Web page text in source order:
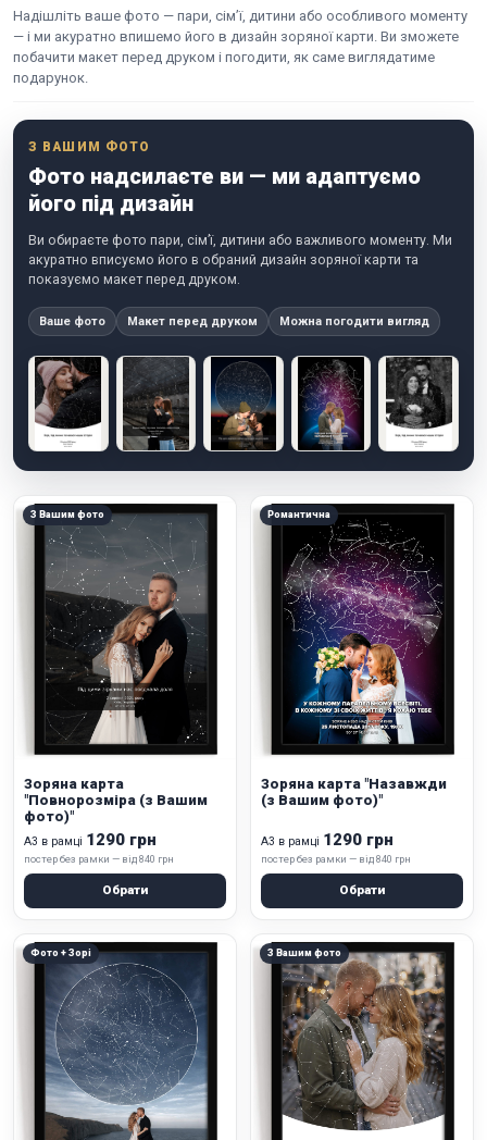
Надішліть ваше фото — пари, сім’ї, дитини або особливого моменту
— і ми акуратно впишемо його в дизайн зоряної карти. Ви зможете
побачити макет перед друком і погодити, як саме виглядатиме
подарунок.
З ВАШИМ ФОТО
Фото надсилаєте ви — ми адаптуємо
його під дизайн
Ви обираєте фото пари, сім’ї, дитини або важливого моменту. Ми
акуратно вписуємо його в обраний дизайн зоряної карти та
показуємо макет перед друком.
Ваше фото Макет перед друком Можна погодити вигляд
З Вашим фото
Зоряна карта
"Повнорозміра (з Вашим
фото)"
А3 в рамці 1290 грн
постер без рамки — від 840 грн
Обрати
Романтична
Зоряна карта "Назавжди
(з Вашим фото)"
А3 в рамці 1290 грн
постер без рамки — від 840 грн
Обрати
Фото + Зорі З Вашим фото